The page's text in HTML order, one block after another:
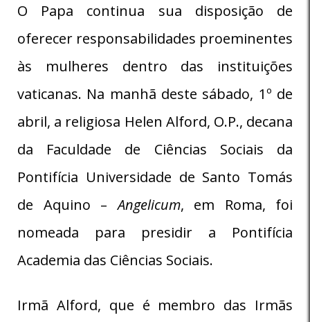
O Papa continua sua disposição de
oferecer responsabilidades proeminentes
às mulheres dentro das instituições
vaticanas. Na manhã deste sábado, 1º de
abril, a religiosa Helen Alford, O.P., decana
da Faculdade de Ciências Sociais da
Pontifícia Universidade de Santo Tomás
de Aquino –Angelicum, em Roma, foi
nomeada para presidir a Pontifícia
Academia das Ciências Sociais.
Irmã Alford, que é membro das Irmãs